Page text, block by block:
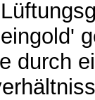
durch